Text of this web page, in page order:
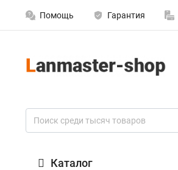
Помощь Гарантия
Каталог